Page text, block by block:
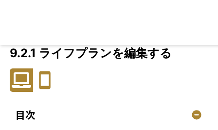
9.2.1 ライフプランを編集する
目次